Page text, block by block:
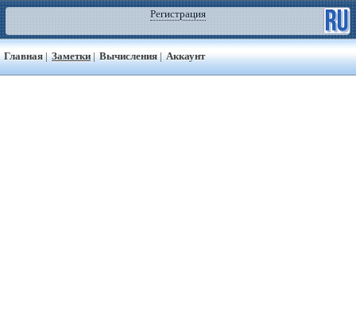
Регистрация
Главная | Заметки | Вычисления | Аккаунт